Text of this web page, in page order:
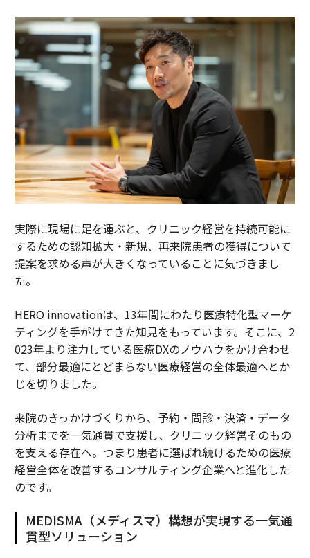
実際に現場に足を運ぶと、クリニック経営を持続可能に
するための認知拡大・新規、再来院患者の獲得について
提案を求める声が大きくなっていることに気づきまし
た。
HERO innovationは、13年間にわたり医療特化型マーケ
ティングを手がけてきた知見をもっています。そこに、2
023年より注力している医療DXのノウハウをかけ合わせ
て、部分最適にとどまらない医療経営の全体最適へとか
じを切りました。
来院のきっかけづくりから、予約・問診・決済・データ
分析までを一気通貫で支援し、クリニック経営そのもの
を支える存在へ。つまり患者に選ばれ続けるための医療
経営全体を改善するコンサルティング企業へと進化した
のです。
MEDISMA（メディスマ）構想が実現する一気通
貫型ソリューション